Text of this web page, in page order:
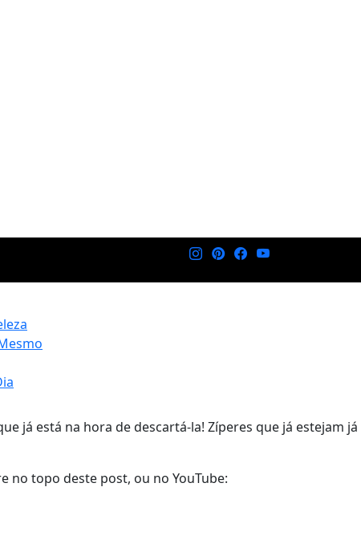
já está na hora de descartá-la! Zíperes que já estejam já
no topo deste post, ou no YouTube: